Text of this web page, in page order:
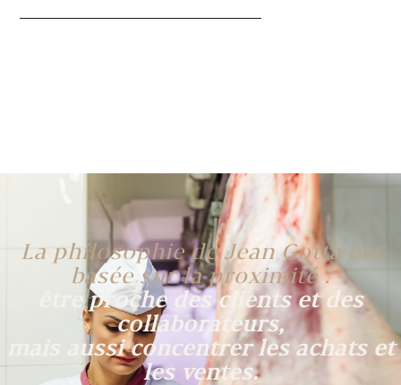
La philosophie de Jean Gotta est
basée sur la proximité :
être proche des clients et des
collaborateurs,
mais aussi concentrer les achats et
les ventes.